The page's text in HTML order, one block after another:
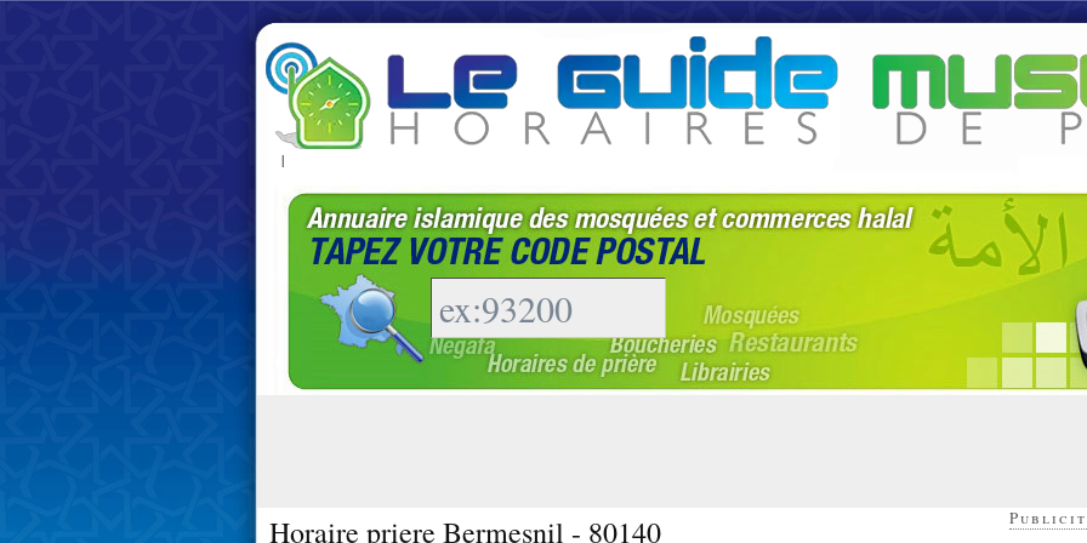
|
Horaire priere Bermesnil - 80140